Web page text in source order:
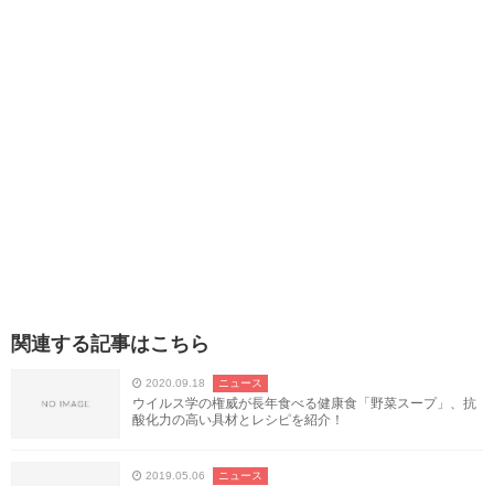
関連する記事はこちら
2020.09.18 ニュース
ウイルス学の権威が長年食べる健康食「野菜スープ」、抗
酸化力の高い具材とレシピを紹介！
2019.05.06 ニュース